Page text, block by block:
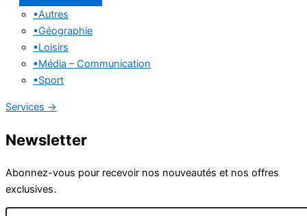
▪Autres
▪Géographie
▪Loisirs
▪Média – Communication
▪Sport
Services →
Newsletter
Abonnez-vous pour recevoir nos nouveautés et nos offres
exclusives.
Votre